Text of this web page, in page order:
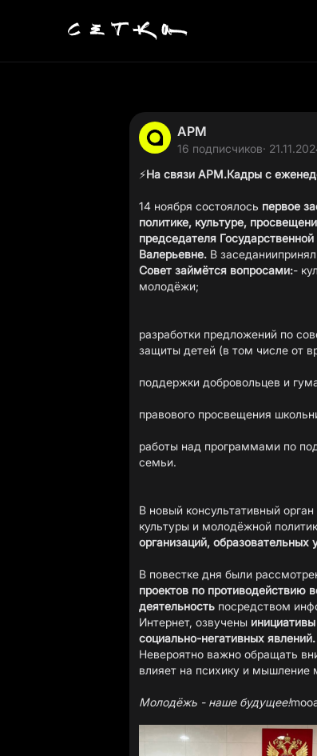
АРМ
16 подписчиков·
⚡️На связи АРМ.Кадры с
14 ноября состоялось первое
политике, культуре,
председателя
Валерьевне.
Совет займётся вопросами:-
молодёжи;
разработки предложений по
защиты детей (в том числе от
поддержки добровольцев и
правового просвещения
работы над программами по
семьи.
В новый консультативный
культуры и молодёжной
организаций,
В повестке дня были
проектов по противодействию
деятельность посредством
Интернет, озвучены
социально-негативных явлений.
Невероятно важно обращать
влияет на психику и
Молодёжь - наше будущее!